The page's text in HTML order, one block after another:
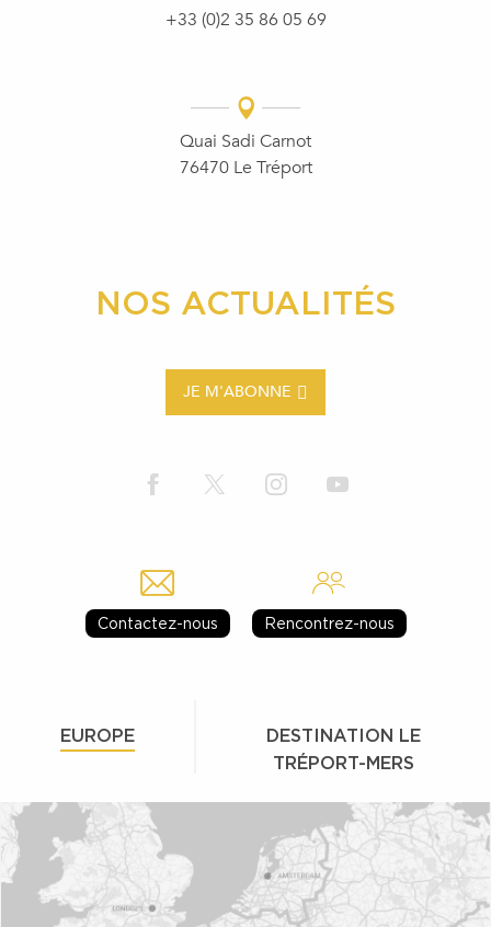
+33 (0)2 35 86 05 69
Quai Sadi Carnot
76470 Le Tréport
NOS ACTUALITÉS
JE M'ABONNE
Contactez-nous Rencontrez-nous
EUROPE
DESTINATION LE
TRÉPORT-MERS